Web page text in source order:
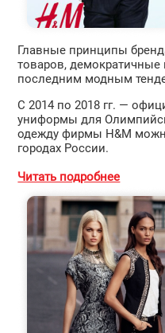
Главные принципы
товаров, демократичные
последним модным
С 2014 по 2018 гг. —
униформы для
одежду фирмы H&M
городах России.
Читать подробнее